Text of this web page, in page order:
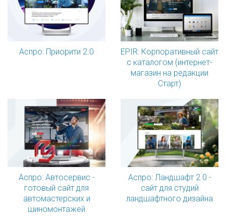
Аспро: Приорити 2.0
EPIR: Корпоративный сайт
с каталогом (интернет-
магазин на редакции
Старт)
Аспро: Автосервис -
готовый сайт для
автомастерских и
шиномонтажей
Аспро: Ландшафт 2.0 -
сайт для студий
ландшафтного дизайна